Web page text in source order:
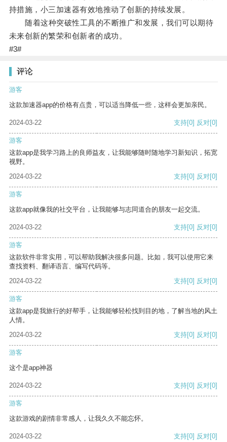
持措施，小三加速器有效地推动了创新的持续发展。
随着这种突破性工具的不断推广和发展，我们可以期待
未来创新的繁荣和创新者的成功。
#3#
评论
游客
这款加速器app的价格有点贵，可以适当降低一些，这样会更加亲民。
2024-03-22 支持[0] 反对[0]
游客
这款app是我学习路上的良师益友，让我能够随时随地学习新知识，拓宽
视野。
2024-03-22
支持[0] 反对[0]
游客
这款app就像我的社交平台，让我能够与志同道合的朋友一起交流。
2024-03-22 支持[0] 反对[0]
游客
这款软件非常实用，可以帮助我解决很多问题。比如，我可以使用它来
查找资料、翻译语言、编写代码等。
2024-03-22
支持[0] 反对[0]
游客
这款app是我旅行的好帮手，让我能够轻松找到目的地，了解当地的风土
人情。
2024-03-22
支持[0] 反对[0]
游客
这个是app神器
2024-03-22 支持[0] 反对[0]
游客
这款游戏的剧情非常感人，让我久久不能忘怀。
2024-03-22 支持[0] 反对[0]